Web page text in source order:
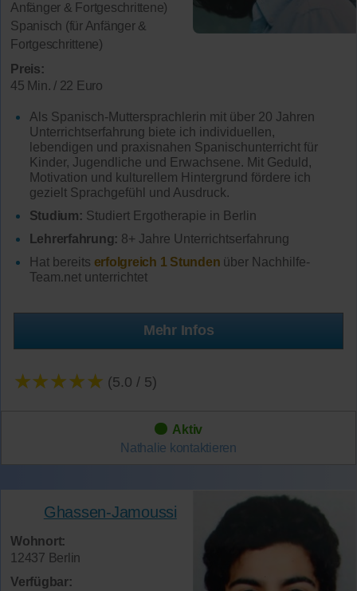
Anfänger & Fortgeschrittene)
Spanisch (für Anfänger &
Fortgeschrittene)
Preis:
45 Min. / 22 Euro
Als Spanisch-Muttersprachlerin mit über 20 Jahren
Unterrichtserfahrung biete ich individuellen,
lebendigen und praxisnahen Spanischunterricht für
Kinder, Jugendliche und Erwachsene. Mit Geduld,
Motivation und kulturellem Hintergrund fördere ich
gezielt Sprachgefühl und Ausdruck.
Studium: Studiert Ergotherapie in Berlin
Lehrerfahrung: 8+ Jahre Unterrichtserfahrung
Hat bereits erfolgreich 1 Stunden über Nachhilfe-
Team.net unterrichtet
Mehr Infos
★★★★★ (5.0 / 5)
Aktiv
Nathalie kontaktieren
Ghassen-Jamoussi
Wohnort:
12437 Berlin
Verfügbar: